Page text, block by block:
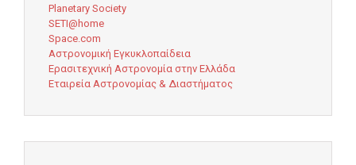
Planetary Society
SETI@home
Space.com
Αστρονομική Εγκυκλοπαίδεια
Ερασιτεχνική Αστρονομία στην Ελλάδα
Εταιρεία Αστρονομίας & Διαστήματος